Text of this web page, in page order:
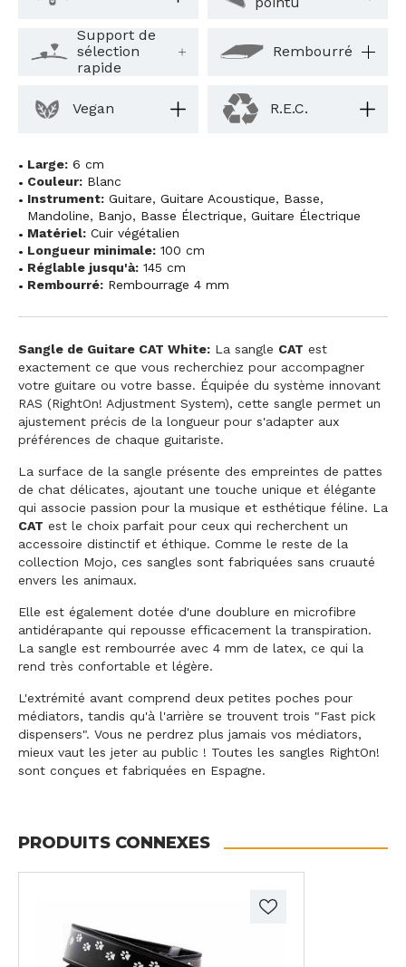
Support de
sélection
rapide
Rembourré
Vegan R.E.C.
Large: 6 cm
Couleur: Blanc
Instrument: Guitare, Guitare Acoustique, Basse,
Mandoline, Banjo, Basse Électrique, Guitare Électrique
Matériel: Cuir végétalien
Longueur minimale: 100 cm
Réglable jusqu'à: 145 cm
Rembourré: Rembourrage 4 mm
Sangle de Guitare CAT White: La sangle CAT est
exactement ce que vous recherchiez pour accompagner
votre guitare ou votre basse. Équipée du système innovant
RAS (RightOn! Adjustment System), cette sangle permet un
ajustement précis de la longueur pour s'adapter aux
préférences de chaque guitariste.
La surface de la sangle présente des empreintes de pattes
de chat délicates, ajoutant une touche unique et élégante
qui associe passion pour la musique et esthétique féline. La
CAT est le choix parfait pour ceux qui recherchent un
accessoire distinctif et éthique. Comme le reste de la
collection Mojo, ces sangles sont fabriquées sans cruauté
envers les animaux.
Elle est également dotée d'une doublure en microfibre
antidérapante qui repousse efficacement la transpiration.
La sangle est rembourrée avec 4 mm de latex, ce qui la
rend très confortable et légère.
L'extrémité avant comprend deux petites poches pour
médiators, tandis qu'à l'arrière se trouvent trois "Fast pick
dispensers". Vous ne perdrez plus jamais vos médiators,
mieux vaut les jeter au public ! Toutes les sangles RightOn!
sont conçues et fabriquées en Espagne.
PRODUITS CONNEXES